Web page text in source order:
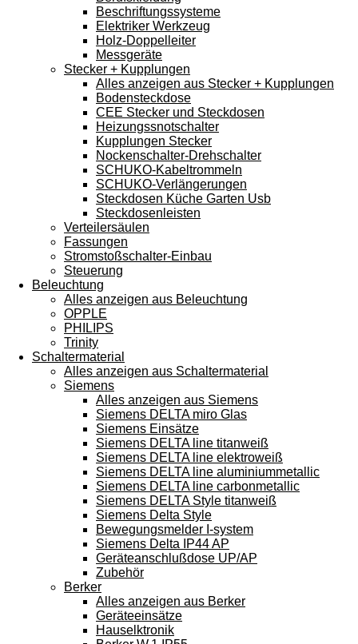
Beschriftungssysteme
Elektriker Werkzeug
Holz-Doppelleiter
Messgeräte
Stecker + Kupplungen
Alles anzeigen aus Stecker + Kupplungen
Bodensteckdose
CEE Stecker und Steckdosen
Heizungssnotschalter
Kupplungen Stecker
Nockenschalter-Drehschalter
SCHUKO-Kabeltrommeln
SCHUKO-Verlängerungen
Steckdosen Küche Garten Usb
Steckdosenleisten
Verteilersäulen
Fassungen
Stromstoßschalter-Einbau
Steuerung
Beleuchtung
Alles anzeigen aus Beleuchtung
OPPLE
PHILIPS
Trinity
Schaltermaterial
Alles anzeigen aus Schaltermaterial
Siemens
Alles anzeigen aus Siemens
Siemens DELTA miro Glas
Siemens Einsätze
Siemens DELTA line titanweiß
Siemens DELTA line elektroweiß
Siemens DELTA line aluminiummetallic
Siemens DELTA line carbonmetallic
Siemens DELTA Style titanweiß
Siemens Delta Style
Bewegungsmelder I-system
Siemens Delta IP44 AP
Geräteanschlußdose UP/AP
Zubehör
Berker
Alles anzeigen aus Berker
Geräteeinsätze
Hauselktronik